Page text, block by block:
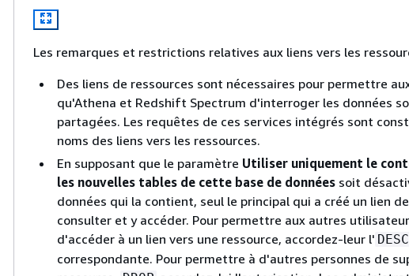
Les remarques et restrictions relatives aux liens vers les
Des liens de ressources sont nécessaires pour permettre
qu'Athena et Redshift Spectrum d'interroger les données
partagées. Les requêtes de ces services intégrés sont
noms des liens vers les ressources.
En supposant que le paramètre Utiliser uniquement le
les nouvelles tables de cette base de données soit
données qui la contient, seul le principal qui a créé un lien
consulter et y accéder. Pour permettre aux autres
d'accéder à un lien vers une ressource, accordez-leur l'
correspondante. Pour permettre à d'autres personnes de